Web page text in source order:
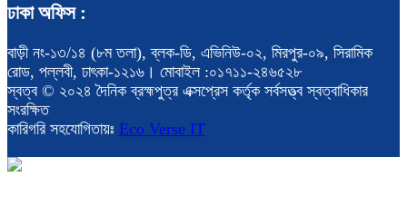
ঢাকা অফিস :
বাড়ী নং-১৩/১৪ (৮ম তলা), ব্লক-ডি, এভিনিউ-০২, মিরপুর-০৯, সিরামিক
রোড, পল্লবী, ঢাৎকা-১২১৬। মোবাইল :০১৭১১-২৪৬৫২৮
স্বত্ব © ২০২৪ দৈনিক ব্রহ্মপুত্র এক্সপ্রেস কর্তৃক সর্বসত্ত্ব স্বত্বাধিকার
সংরক্ষিত
কারিগরি সহযোগিতায়ঃ Eco Verse IT